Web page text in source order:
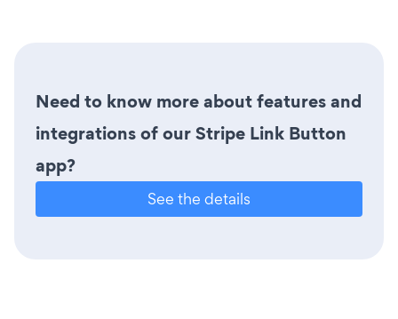
Need to know more about features and
integrations of our Stripe Link Button
app?
See the details